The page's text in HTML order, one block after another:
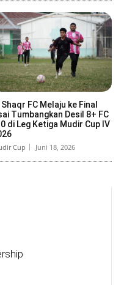
Shaqr FC Melaju ke Final
Tumbangkan Desil 8+ FC
di Leg Ketiga Mudir Cup IV
Cup Juni 18, 2026